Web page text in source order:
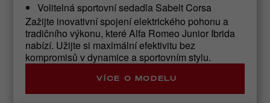
Volitelná sportovní sedadla Sabelt Corsa
Zažijte inovativní spojení elektrického pohonu a
tradičního výkonu, které Alfa Romeo Junior Ibrida
nabízí. Užijte si maximální efektivitu bez
kompromisů v dynamice a sportovním stylu.
VÍCE O MODELU